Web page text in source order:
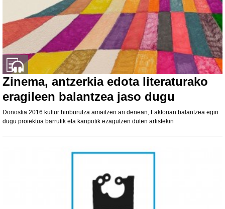
Zinema, antzerkia edota literaturako
eragileen balantzea jaso dugu
Donostia 2016 kultur hiriburutza amaitzen ari denean, Faktorian balantzea egin
dugu proiektua barrutik eta kanpotik ezagutzen duten artistekin